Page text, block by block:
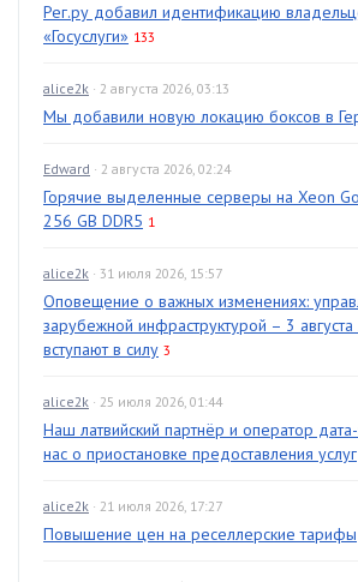
Рег.ру добавил идентификацию
«Госуслуги» 133
alice2k · 2 августа 2026, 03:13
Мы добавили новую локацию боксов в
Edward · 2 августа 2026, 02:24
Горячие выделенные серверы на Xeon
256 GB DDR5 1
alice2k · 31 июля 2026, 15:57
Оповещение о важных изменениях:
зарубежной инфраструктурой – 3
вступают в силу 3
alice2k · 25 июля 2026, 01:44
Наш латвийский партнёр и оператор
нас о приостановке предоставления услуг
alice2k · 21 июля 2026, 17:27
Повышение цен на реселлерские тарифы